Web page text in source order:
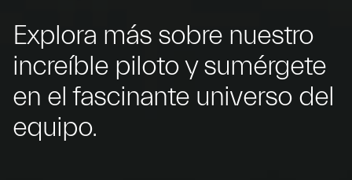
Explora más sobre nuestro
increíble piloto y sumérgete
en el fascinante universo del
equipo.